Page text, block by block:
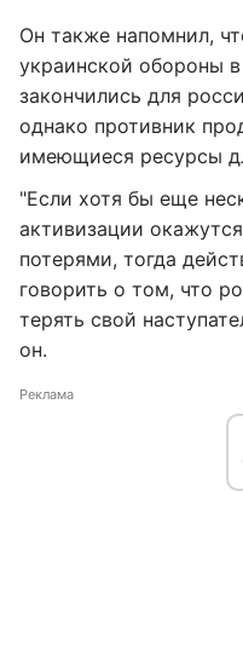
Он также напомнил,
украинской обороны
закончились для
однако противник
имеющиеся ресурсы
"Если хотя бы еще
активизации
потерями, тогда
говорить о том, что
терять свой
он.
Реклама